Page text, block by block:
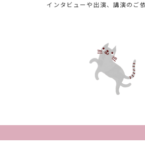
インタビューや出演、講演のご